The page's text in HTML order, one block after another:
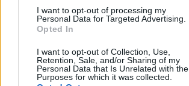
I want to opt-out of processing my
Personal Data for Targeted Advertising.
Opted In
I want to opt-out of Collection, Use,
Retention, Sale, and/or Sharing of my
Personal Data that Is Unrelated with the
Purposes for which it was collected.